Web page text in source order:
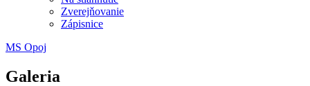
Zverejňovanie
Zápisnice
MS Opoj
Galeria